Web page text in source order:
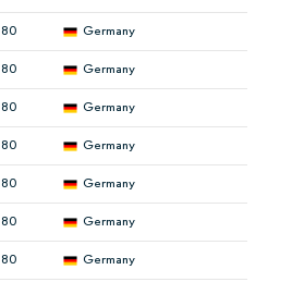
80 Germany
80 Germany
80 Germany
80 Germany
80 Germany
80 Germany
80 Germany